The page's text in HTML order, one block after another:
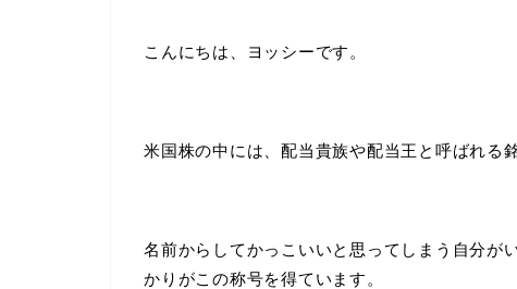
こんにちは、ヨッシーです。
米国株の中には、配当貴族や配当王と呼ばれる
名前からしてかっこいいと思ってしまう自分が
かりがこの称号を得ています。